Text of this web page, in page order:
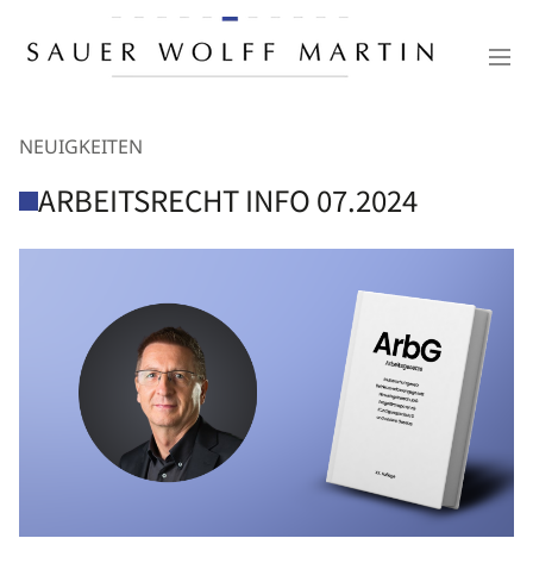
NEUIGKEITEN
ARBEITSRECHT INFO 07.2024